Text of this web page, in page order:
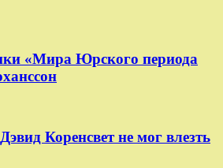
«Мира Юрского периода
Коренсвет не мог влезть